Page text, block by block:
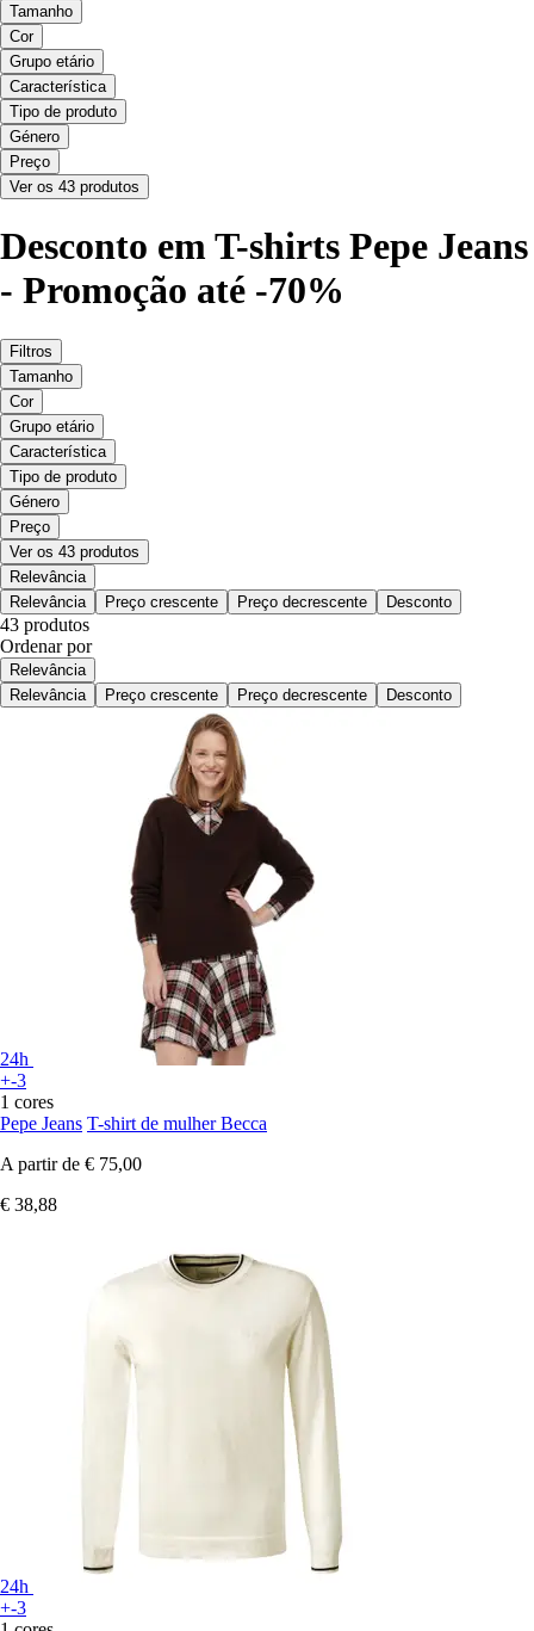
Tamanho
Cor
Grupo etário
Característica
Tipo de produto
Género
Preço
Ver os 43 produtos
Desconto em T-shirts Pepe Jeans
- Promoção até -70%
Filtros
Tamanho
Cor
Grupo etário
Característica
Tipo de produto
Género
Preço
Ver os 43 produtos
Relevância
Relevância
Preço crescente Preço decrescente Desconto
43 produtos
Ordenar por
Relevância
Relevância
Preço crescente Preço decrescente Desconto
24h
+-3
1 cores
Pepe Jeans T-shirt de mulher Becca
A partir de € 75,00
€ 38,88
24h
+-3